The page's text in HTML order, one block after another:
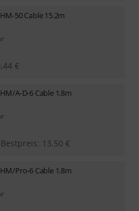
50 Cable 15.2m
€
A-D-6 Cable 1.8m
: 13,50 €
Pro-6 Cable 1.8m